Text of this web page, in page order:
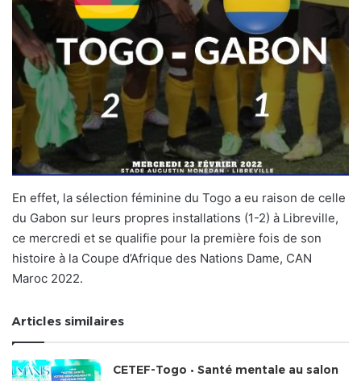
En effet, la sélection féminine du Togo a eu raison de celle
du Gabon sur leurs propres installations (1-2) à Libreville,
ce mercredi et se qualifie pour la première fois de son
histoire à la Coupe d’Afrique des Nations Dame, CAN
Maroc 2022.
Articles similaires
CETEF-Togo • Santé mentale au salon